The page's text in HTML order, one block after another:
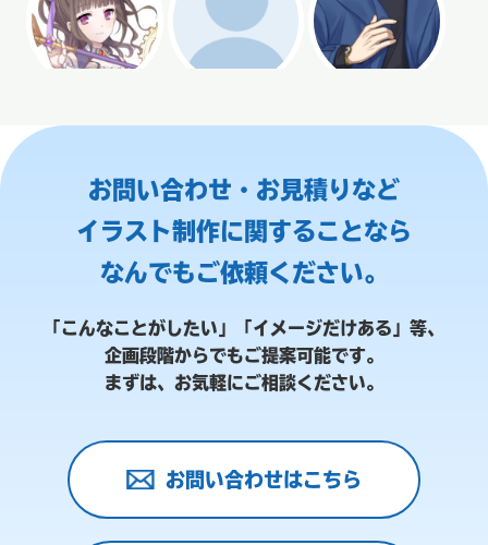
お問い合わせ・お見積りなど
イラスト制作に関することなら
なんでもご依頼ください。
「こんなことがしたい」「イメージだけある」等、
企画段階からでもご提案可能です。
まずは、お気軽にご相談ください。
お問い合わせはこちら